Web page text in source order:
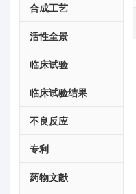
合成工艺
活性全景
临床试验
临床试验结果
不良反应
专利
药物文献